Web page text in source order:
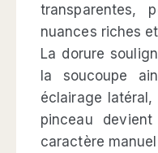
transparentes,
nuances riches
La dorure
la soucoupe
éclairage
pinceau
caractère